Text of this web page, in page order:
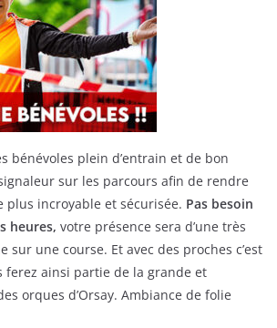
bénévoles plein d’entrain et de bon
sur les parcours afin de rendre
plus incroyable et sécurisée. Pas besoin
heures, votre présence sera d’une très
sur une course. Et avec des proches c’est
ferez ainsi partie de la grande et
orques d’Orsay. Ambiance de folie